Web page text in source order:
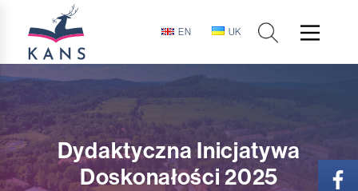
EN UK
Dydaktyczna Inicjatywa
Doskonałości 2025